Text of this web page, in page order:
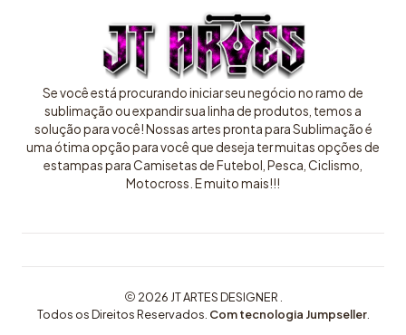
Se você está procurando iniciar seu negócio no ramo de
sublimação ou expandir sua linha de produtos, temos a
solução para você! Nossas artes pronta para Sublimação é
uma ótima opção para você que deseja ter muitas opções de
estampas para Camisetas de Futebol, Pesca, Ciclismo,
Motocross. E muito mais!!!
2026 JT ARTES DESIGNER .
Todos os Direitos Reservados. Com tecnologia Jumpseller.